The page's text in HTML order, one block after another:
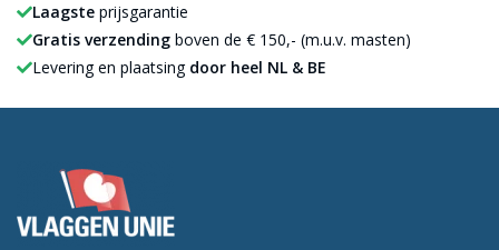
Laagste prijsgarantie
Gratis verzending boven de € 150,- (m.u.v. masten)
Levering en plaatsing door heel NL & BE